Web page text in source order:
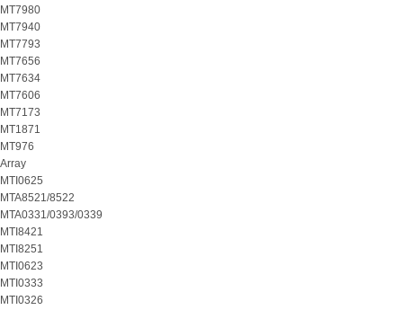
MT7980
MT7940
MT7793
MT7656
MT7634
MT7606
MT7173
MT1871
MT976
Array
MTI0625
MTA8521/8522
MTA0331/0393/0339
MTI8421
MTI8251
MTI0623
MTI0333
MTI0326